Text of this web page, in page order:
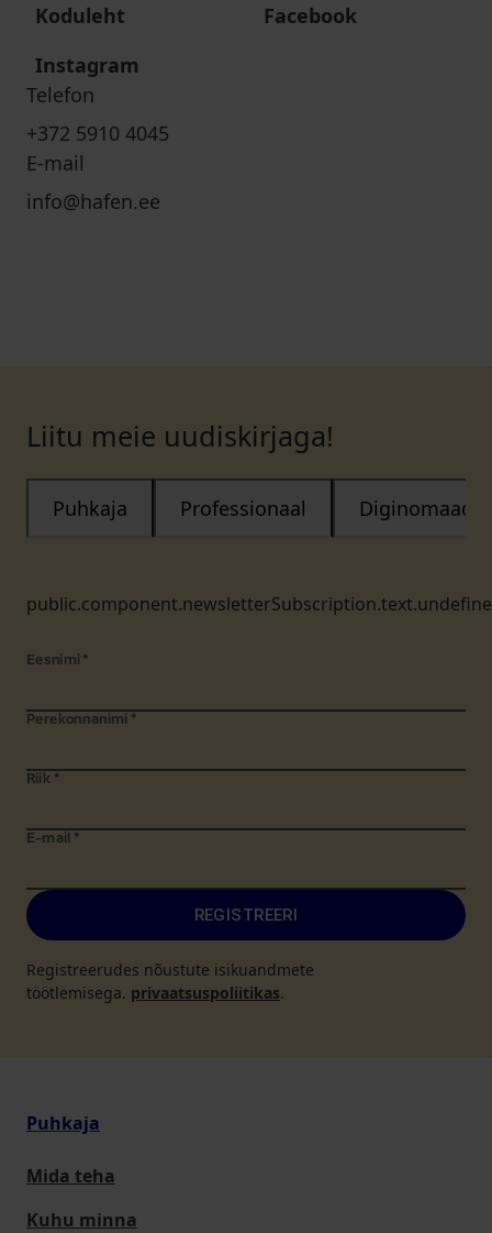
Koduleht
Facebook
Instagram
Telefon
+372 5910 4045
E-mail
info@hafen.ee
Liitu meie uudiskirjaga!
Puhkaja Professionaal Diginomaad
Eesnimi *
Perekonnanimi *
Riik *
E-mail *
REGISTREERI
Registreerudes nõustute isikuandmete
töötlemisega. privaatsuspoliitikas.
Puhkaja
Mida teha
Kuhu minna